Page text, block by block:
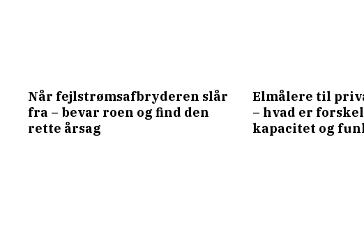
Når fejlstrømsafbryderen slår
fra – bevar roen og find den
rette årsag
Elmålere til
– hvad er
kapacitet og